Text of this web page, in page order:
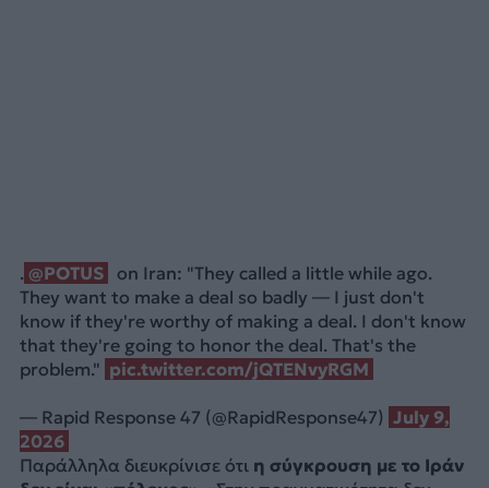
. @POTUS
on Iran: "They called a little while ago.
They want to make a deal so badly — I just don't
know if they're worthy of making a deal. I don't know
that they're going to honor the deal. That's the
problem." pic.twitter.com/jQTENvyRGM
— Rapid Response 47 (@RapidResponse47) July 9,
2026
Παράλληλα διευκρίνισε ότι η σύγκρουση με το Ιράν